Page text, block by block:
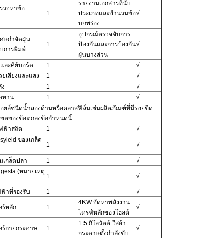
วจหาข้อ
1
รายงานเอกสารที่นับ
ประเภทและจำนวนข้อ
บกพร่อง
√
ษกำจัดฝุ่น
การพิมพ์
1
อุปกรณ์ตรวจจับการ
ป้องกันและการป้องกัน
ฝุ่นบางส่วน
√
ละคีย์บอร์ด 1
√
เสียงและแสง
1
√
1 √
ทาน 1
√
ยล์ชนิดน้ำสองด้านหรือคลาสฟิล์มเช่นผลิตภัณฑ์ที่มีรอยขีด
ตของข้อตกลงข้อกำหนดนี้
ฟ้าสถิต
1
√
ของเกล็ด
1 √
เกล็ดปลา 1
√
(หมายเหตุ
1 √
าที่รองรับ 1 √
ร์หลัก 1
4KWจัดหาพลังงาน
ไดรฟ์หลักของโฮสต์
√
ร์ถ่ายกระดาษ 1
1.5 กิโลวัตต์ ใส่ผ้า
กระดาษตั้งกำลังขับ
√